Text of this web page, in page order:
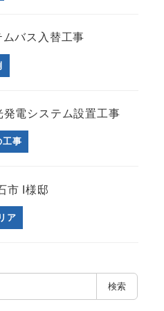
バス入替工事
電システム設置工事
工事
市 I様邸
ア
検索